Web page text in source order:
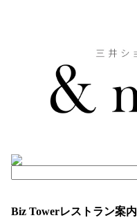
Biz Towerレストラン案内